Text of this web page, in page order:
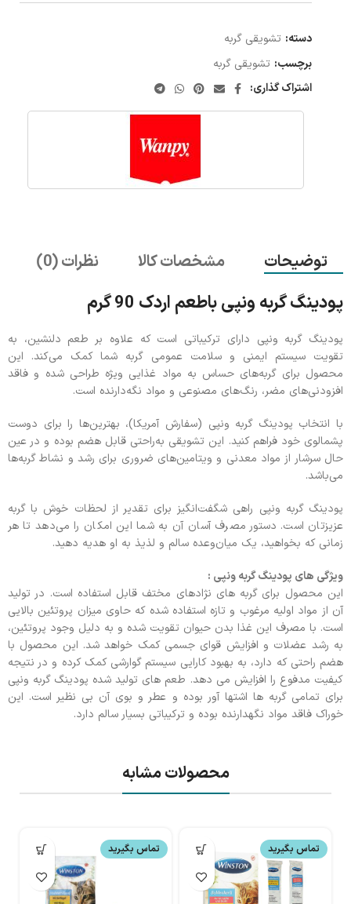
دسته: تشویقی گربه
برچسب: تشویقی گربه
اشتراک گذاری:
توضیحات مشخصات کالا نظرات (0)
پودینگ گربه ونپی باطعم اردک 90 گرم
پودینگ گربه ونپی دارای ترکیباتی است که علاوه بر طعم دلنشین، به
تقویت سیستم ایمنی و سلامت عمومی گربه شما کمک می‌کند. این
محصول برای گربه‌های حساس به مواد غذایی ویژه‌ طراحی شده و فاقد
افزودنی‌های مضر، رنگ‌های مصنوعی و مواد نگه‌دارنده است.
با انتخاب پودینگ گربه ونپی (سفارش آمریکا)، بهترین‌ها را برای دوست
پشمالوی خود فراهم کنید. این تشویقی به‌راحتی قابل هضم بوده و در عین
حال سرشار از مواد معدنی و ویتامین‌های ضروری برای رشد و نشاط گربه‌ها
می‌باشد.
پودینگ گربه ونپی راهی شگفت‌انگیز برای تقدیر از لحظات خوش با گربه
عزیزتان است. دستور مصرف آسان آن به شما این امکان را می‌دهد تا هر
زمانی که بخواهید، یک میان‌وعده سالم و لذیذ به او هدیه دهید.
ویژگی های پودینگ گربه ونپی :
این محصول برای گربه های نژادهای مختف قابل استفاده است. در تولید
آن از مواد اولیه مرغوب و تازه استفاده شده که حاوی میزان پروتئین بالایی
است. با مصرف این غذا بدن حیوان تقویت شده و به دلیل وجود پروتئین،
به رشد عضلات و افزایش قوای جسمی کمک خواهد شد. این محصول با
هضم راحتی که دارد، به بهبود کارایی سیستم گوارشی کمک کرده و در نتیجه
کیفیت مدفوع را افزایش می دهد. طعم های تولید شده پودینگ گربه ونپی
برای تمامی گربه ها اشتها آور بوده و عطر و بوی آن بی نظیر است. این
خوراک فاقد مواد نگهدارنده بوده و ترکیباتی بسیار سالم دارد.
محصولات مشابه
تماس بگیرید تماس بگیرید